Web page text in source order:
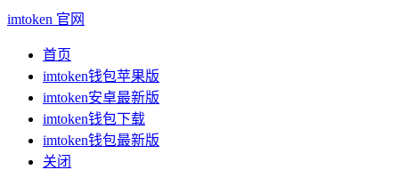
imtoken 官网
首页
imtoken钱包苹果版
imtoken安卓最新版
imtoken钱包下载
imtoken钱包最新版
关闭